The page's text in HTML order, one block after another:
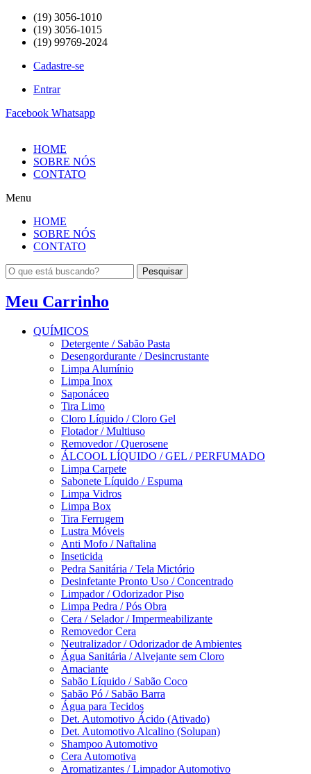
(19) 3056-1010
(19) 3056-1015
(19) 99769-2024
Cadastre-se
Entrar
Facebook Whatsapp
HOME
SOBRE NÓS
CONTATO
Menu
HOME
SOBRE NÓS
CONTATO
Pesquisar
Meu Carrinho
QUÍMICOS
Detergente / Sabão Pasta
Desengordurante / Desincrustante
Limpa Alumínio
Limpa Inox
Saponáceo
Tira Limo
Cloro Líquido / Cloro Gel
Flotador / Multiuso
Removedor / Querosene
ÁLCOOL LÍQUIDO / GEL / PERFUMADO
Limpa Carpete
Sabonete Líquido / Espuma
Limpa Vidros
Limpa Box
Tira Ferrugem
Lustra Móveis
Anti Mofo / Naftalina
Inseticida
Pedra Sanitária / Tela Mictório
Desinfetante Pronto Uso / Concentrado
Limpador / Odorizador Piso
Limpa Pedra / Pós Obra
Cera / Selador / Impermeabilizante
Removedor Cera
Neutralizador / Odorizador de Ambientes
Água Sanitária / Alvejante sem Cloro
Amaciante
Sabão Líquido / Sabão Coco
Sabão Pó / Sabão Barra
Água para Tecidos
Det. Automotivo Ácido (Ativado)
Det. Automotivo Alcalino (Solupan)
Shampoo Automotivo
Cera Automotiva
Aromatizantes / Limpador Automotivo